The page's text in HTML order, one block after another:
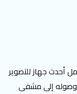
أحدث جهاز للتصوير
وصوله إلى مشفى